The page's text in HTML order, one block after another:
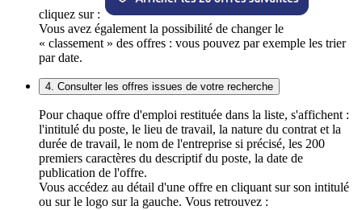
cliquez sur :
Vous avez également la possibilité de changer le
« classement » des offres : vous pouvez par exemple les trier
par date.
4. Consulter les offres issues de votre recherche
Pour chaque offre d'emploi restituée dans la liste, s'affichent :
l'intitulé du poste, le lieu de travail, la nature du contrat et la
durée de travail, le nom de l'entreprise si précisé, les 200
premiers caractères du descriptif du poste, la date de
publication de l'offre.
Vous accédez au détail d'une offre en cliquant sur son intitulé
ou sur le logo sur la gauche. Vous retrouvez :